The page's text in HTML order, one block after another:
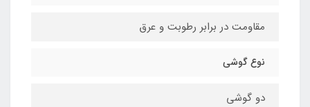
مقاومت در برابر رطوبت و عرق
نوع گوشی
دو گوشی